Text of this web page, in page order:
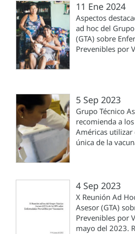
11 Ene 2024
Aspectos
ad hoc del
(GTA) sobre
Prevenibles por
5 Sep 2023
Grupo Técnico
recomienda a
Américas utilizar
única de la
4 Sep 2023
X Reunión Ad
Asesor (GTA)
Prevenibles por
mayo del 2023.